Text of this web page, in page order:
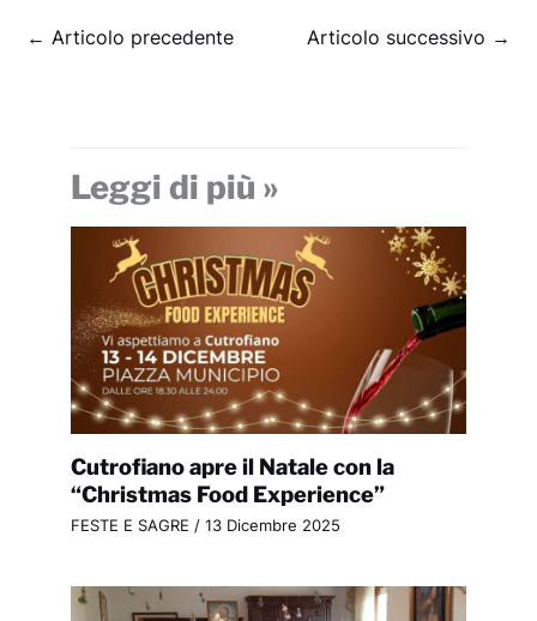
← Articolo precedente Articolo successivo →
Leggi di più »
Cutrofiano apre il Natale con la
“Christmas Food Experience”
FESTE E SAGRE / 13 Dicembre 2025